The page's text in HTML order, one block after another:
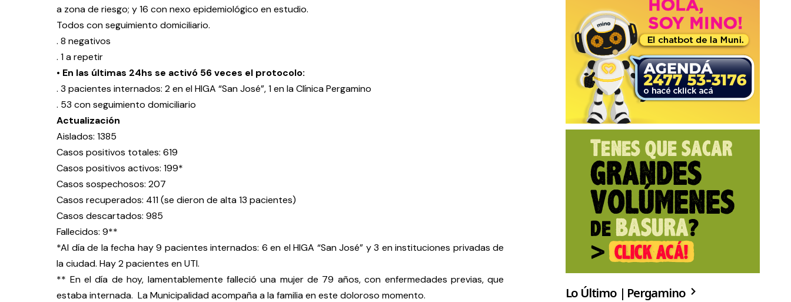
a zona de riesgo; y 16 con nexo epidemiológico en estudio.
Todos con seguimiento domiciliario.
. 8 negativos
. 1 a repetir
• En las últimas 24hs se activó 56 veces el protocolo:
. 3 pacientes internados: 2 en el HIGA “San José”, 1 en la Clínica Pergamino
. 53 con seguimiento domiciliario
Actualización
Aislados: 1385
Casos positivos totales: 619
Casos positivos activos: 199*
Casos sospechosos: 207
Casos recuperados: 411 (se dieron de alta 13 pacientes)
Casos descartados: 985
Fallecidos: 9**
*Al día de la fecha hay 9 pacientes internados: 6 en el HIGA “San José” y 3 en instituciones privadas de
la ciudad.Hay 2 pacientes en UTI.
** En el día de hoy, lamentablemente falleció una mujer de 79 años, con enfermedades previas, que
estaba internada.La Municipalidad acompaña a la familia en este doloroso momento.
Lo Último | Pergamino